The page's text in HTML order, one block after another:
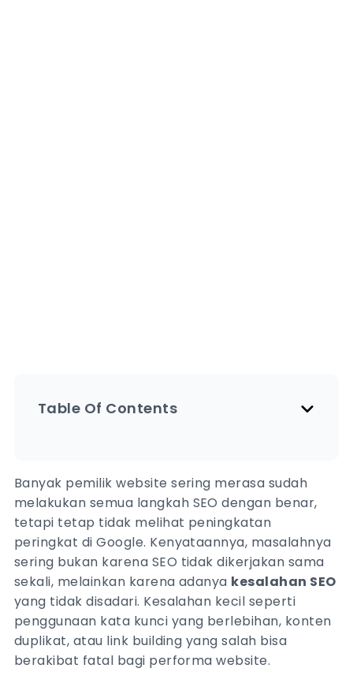
Table Of Contents
Banyak pemilik website sering merasa sudah
melakukan semua langkah SEO dengan benar,
tetapi tetap tidak melihat peningkatan
peringkat di Google. Kenyataannya, masalahnya
sering bukan karena SEO tidak dikerjakan sama
sekali, melainkan karena adanya kesalahan SEO
yang tidak disadari. Kesalahan kecil seperti
penggunaan kata kunci yang berlebihan, konten
duplikat, atau link building yang salah bisa
berakibat fatal bagi performa website.